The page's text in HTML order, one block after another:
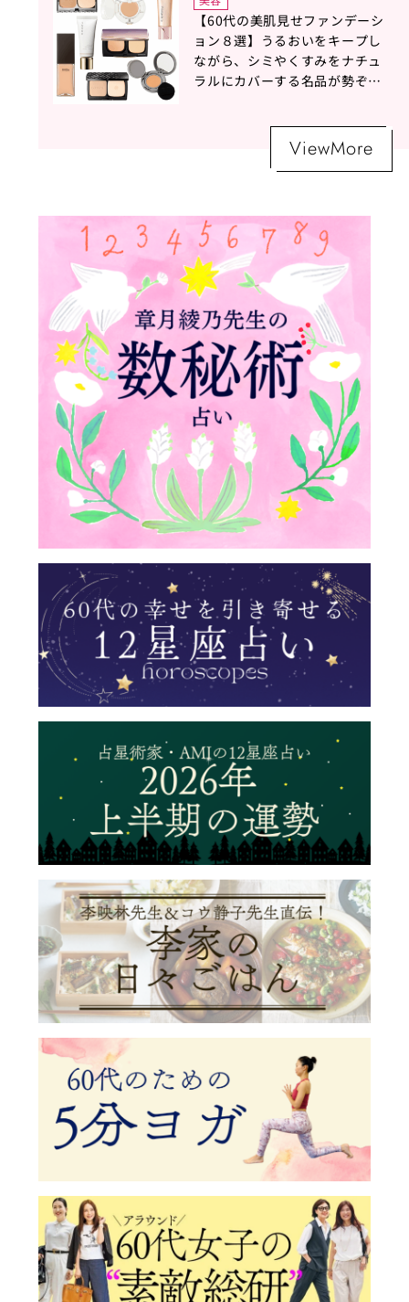
【60代の美肌見せファンデーシ
ョン８選】うるおいをキープし
ながら、シミやくすみをナチュ
ラルにカバーする名品が勢ぞろ
ViewMore